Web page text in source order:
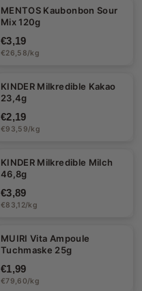
MENTOS Kaubonbon Sour
Mix 120g
€3,19
€26,58/kg
KINDER Milkredible Kakao
23,4g
€2,19
€93,59/kg
KINDER Milkredible Milch
46,8g
€3,89
€83,12/kg
MUIRI Vita Ampoule
Tuchmaske 25g
€1,99
€79,60/kg